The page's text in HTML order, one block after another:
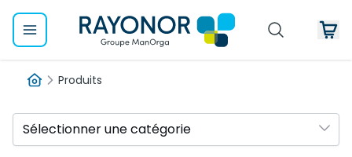
Produits
Sélectionner une catégorie